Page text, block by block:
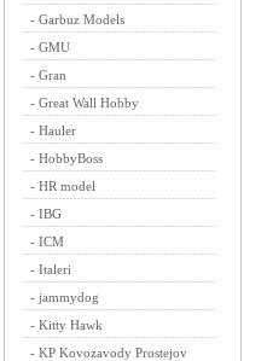
- Garbuz Models
- GMU
- Gran
- Great Wall Hobby
- Hauler
- HobbyBoss
- HR model
- IBG
- ICM
- Italeri
- jammydog
- Kitty Hawk
- KP Kovozavody Prostejov